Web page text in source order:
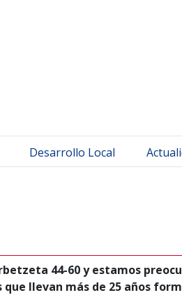
Desarrollo Local
44-60 y estamos
llevan más de 25 años